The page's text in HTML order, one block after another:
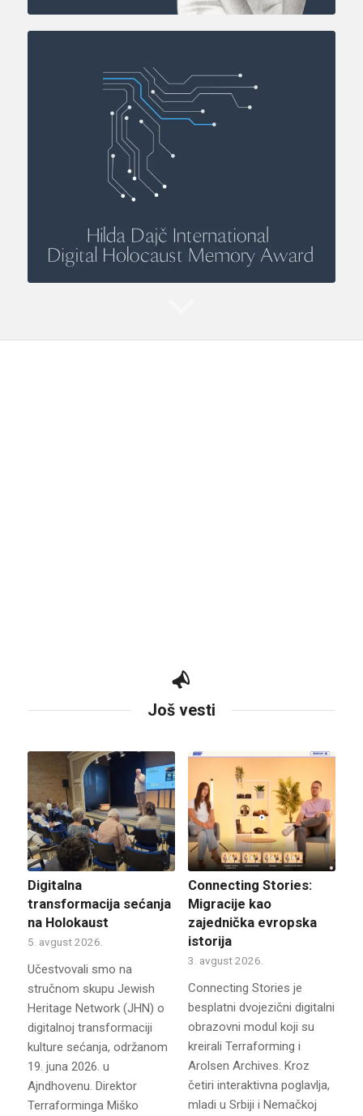
Još vesti
Digitalna
transformacija sećanja
na Holokaust
5. avgust 2026.
Učestvovali smo na
stručnom skupu Jewish
Heritage Network (JHN) o
digitalnoj transformaciji
kulture sećanja, održanom
19. juna 2026. u
Ajndhovenu. Direktor
Terraforminga Miško
Connecting Stories:
Migracije kao
zajednička evropska
istorija
3. avgust 2026.
Connecting Stories je
besplatni dvojezični digitalni
obrazovni modul koji su
kreirali Terraforming i
Arolsen Archives. Kroz
četiri interaktivna poglavlja,
mladi u Srbiji i Nemačkoj